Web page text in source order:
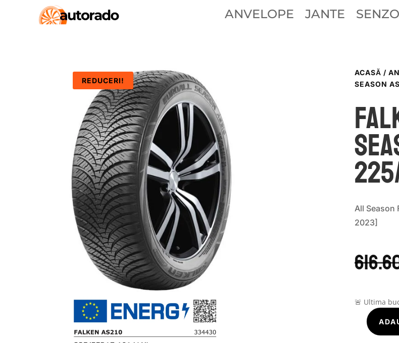
ANVELOPE JANTE
REDUCERI!
ACASĂ /
SEASON
All Season
2023]
🚨 Ultima
Cantitate
Falken